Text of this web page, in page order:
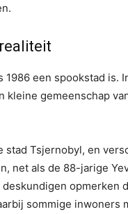
een spookstad is.
gemeenschap
Tsjernobyl, en
net als de 88-jarige
opmerken
sommige inwoners